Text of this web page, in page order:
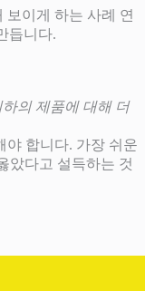
보이게 하는 사례 연
듭니다.
의 제품에 대해 더
야 합니다. 가장 쉬운
았다고 설득하는 것